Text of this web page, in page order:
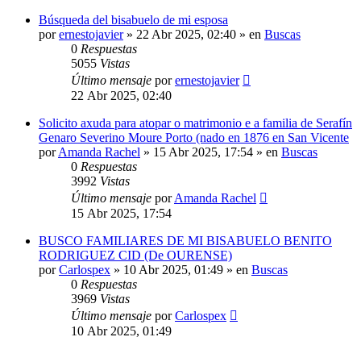
Búsqueda del bisabuelo de mi esposa
porernestojavier» 22 Abr 2025, 02:40 » en Buscas
0 Respuestas
5055 Vistas
Último mensaje porernestojavier
22 Abr 2025, 02:40
Solicito axuda para atopar o matrimonio e a familia de Serafín
Genaro Severino Moure Porto (nado en 1876 en San Vicente
porAmanda Rachel » 15 Abr 2025, 17:54 » en Buscas
0 Respuestas
3992 Vistas
Último mensaje porAmanda Rachel
15 Abr 2025, 17:54
BUSCO FAMILIARES DE MI BISABUELO BENITO
RODRIGUEZ CID (De OURENSE)
porCarlospex » 10 Abr 2025, 01:49 » en Buscas
0 Respuestas
3969 Vistas
Último mensaje porCarlospex
10 Abr 2025, 01:49